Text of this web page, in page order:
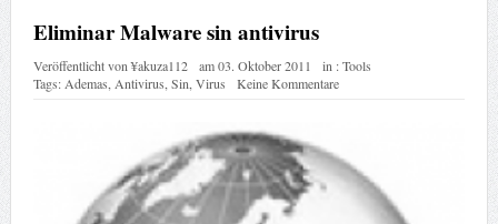
Eliminar Malware sin antivirus
Veröffentlicht von¥akuza112 am03. Oktober 2011 in :Tools
Tags: Ademas Antivirus Sin Virus Keine Kommentare